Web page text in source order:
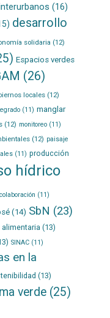
(16)
desarrollo
solidaria (12)
Espacios verdes
(26)
locales(12)
(11) manglar
(12) monitoreo(11)
(12) paisaje
(11) producción
hídrico
(11)
(14) SbN (23)
alimentaria (13)
SINAC(11)
en la
(13)
verde(25)